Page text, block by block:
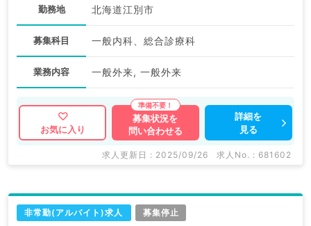
勤務地 北海道江別市
募集科目 一般内科、総合診療科
業務内容 一般外来, 一般外来
お気に入り
募集状況を
問い合わせる
詳細を
見る
求人更新日 : 2025/09/26 求人No. : 681602
非常勤(アルバイト)求人 募集停止